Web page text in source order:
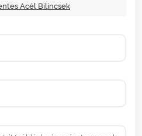
Acél Bilincsek